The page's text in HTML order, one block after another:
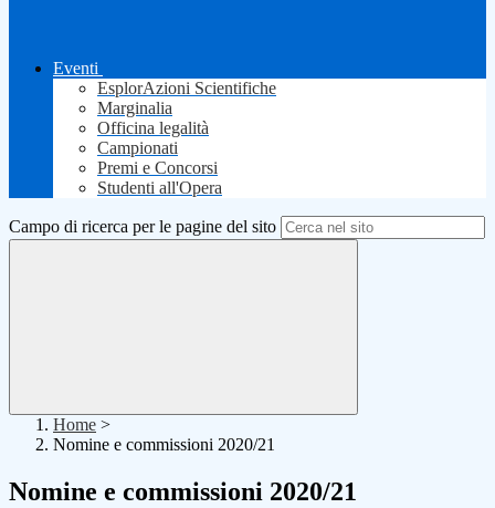
Eventi
EsplorAzioni Scientifiche
Marginalia
Officina legalità
Campionati
Premi e Concorsi
Studenti all'Opera
Campo di ricerca per le pagine del sito
Home >
Nomine e commissioni 2020/21
Nomine e commissioni 2020/21